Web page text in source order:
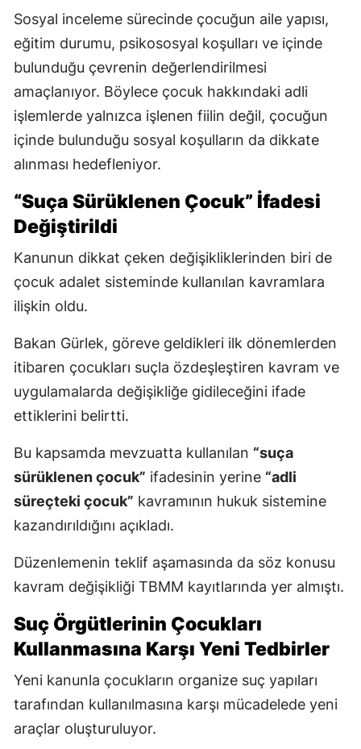
Sosyal inceleme sürecinde çocuğun aile yapısı,
eğitim durumu, psikososyal koşulları ve içinde
bulunduğu çevrenin değerlendirilmesi
amaçlanıyor. Böylece çocuk hakkındaki adli
işlemlerde yalnızca işlenen fiilin değil, çocuğun
içinde bulunduğu sosyal koşulların da dikkate
alınması hedefleniyor.
“Suça Sürüklenen Çocuk” İfadesi
Değiştirildi
Kanunun dikkat çeken değişikliklerinden biri de
çocuk adalet sisteminde kullanılan kavramlara
ilişkin oldu.
Bakan Gürlek, göreve geldikleri ilk dönemlerden
itibaren çocukları suçla özdeşleştiren kavram ve
uygulamalarda değişikliğe gidileceğini ifade
ettiklerini belirtti.
Bu kapsamda mevzuatta kullanılan “suça
sürüklenen çocuk” ifadesinin yerine “adli
süreçteki çocuk” kavramının hukuk sistemine
kazandırıldığını açıkladı.
Düzenlemenin teklif aşamasında da söz konusu
kavram değişikliği TBMM kayıtlarında yer almıştı.
Suç Örgütlerinin Çocukları
Kullanmasına Karşı Yeni Tedbirler
Yeni kanunla çocukların organize suç yapıları
tarafından kullanılmasına karşı mücadelede yeni
araçlar oluşturuluyor.